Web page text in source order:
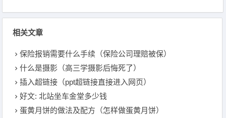
相关文章
保险报销需要什么手续（保险公司理赔被保）
什么是摄影（高三学摄影后悔死了）
插入超链接（ppt超链接直接进入网页）
好文: 北站坐车金堂多少钱
蛋黄月饼的做法及配方（怎样做蛋黄月饼）